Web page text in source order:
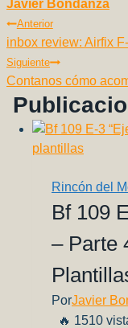
o
k
Javier Bondanza
Navegación
De
Entradas
Anterior
inbox review: Airfix
Siguiente
Contanos cómo
Rincón del
Bf 109
– Parte
PorJavier
🔥 1510